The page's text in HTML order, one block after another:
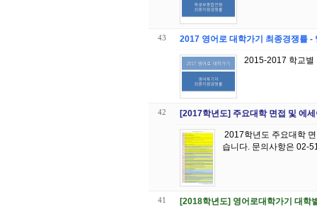
43 2017 영어로 대학가기 최종경쟁률 -
2015-2017 학교별
42 [2017학년도] 주요대학 면접 및 에
2017학년도 주요대학
습니다. 문의사항
41 [2018학년도] 영어로대학가기 대학